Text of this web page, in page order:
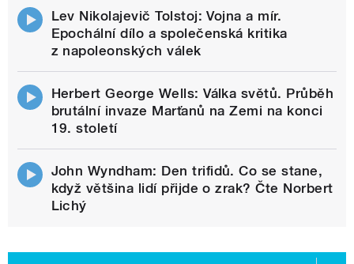
Lev Nikolajevič Tolstoj: Vojna a mír.
Epochální dílo a společenská kritika
z napoleonských válek
Herbert George Wells: Válka světů. Průběh
brutální invaze Marťanů na Zemi na konci
19. století
John Wyndham: Den trifidů. Co se stane,
když většina lidí přijde o zrak? Čte Norbert
Lichý